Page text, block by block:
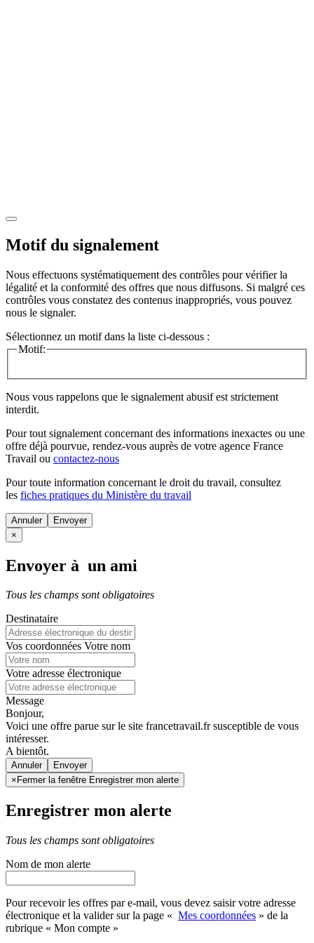
Motif du signalement
Nous effectuons systématiquement des contrôles pour vérifier la
légalité et la conformité des offres que nous diffusons. Si malgré ces
contrôles vous constatez des contenus inappropriés, vous pouvez
nous le signaler.
Sélectionnez un motif dans la liste ci-dessous :
Motif:
Nous vous rappelons que le signalement abusif est strictement
interdit.
Pour tout signalement concernant des informations inexactes ou une
offre déjà pourvue, rendez-vous auprès de votre agence France
Travail ou contactez-nous
Pour toute information concernant le droit du travail, consultez
les fiches pratiques du Ministère du travail
Annuler
×
Envoyer à un ami
Tous les champs sont obligatoires
Destinataire
Vos coordonnées Votre nom
Votre adresse électronique
Message
Bonjour,
Voici une offre parue sur le site francetravail.fr susceptible de vous
intéresser.
A bientôt.
Annuler
× Fermer la fenêtre Enregistrer mon alerte
Enregistrer mon alerte
Tous les champs sont obligatoires
Nom de mon alerte
Pour recevoir les offres par e-mail, vous devez saisir votre adresse
électronique et la valider sur la page « Mes coordonnées » de la
rubrique « Mon compte »